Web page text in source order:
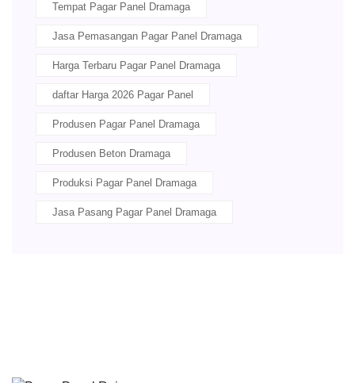
Tempat Pagar Panel Dramaga
Jasa Pemasangan Pagar Panel Dramaga
Harga Terbaru Pagar Panel Dramaga
daftar Harga 2026 Pagar Panel
Produsen Pagar Panel Dramaga
Produsen Beton Dramaga
Produksi Pagar Panel Dramaga
Jasa Pasang Pagar Panel Dramaga